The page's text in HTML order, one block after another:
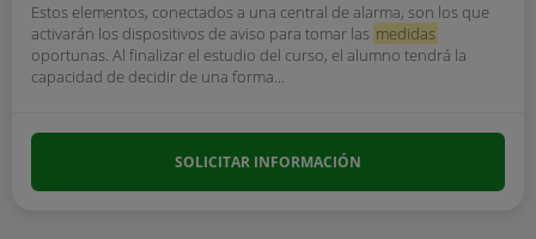
Estos elementos, conectados a una central de alarma, son los que
activarán los dispositivos de aviso para tomar las medidas
oportunas. Al finalizar el estudio del curso, el alumno tendrá la
capacidad de decidir de una forma...
SOLICITAR INFORMACIÓN